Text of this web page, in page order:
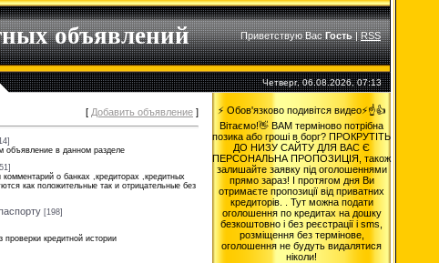
объявлений Приветствую Вас Гость|RSS
Четверг, 06.08.2026, 07:13
[ Добавить объявление ]
объявление в данном разделе
о банках ,кредиторах ,кредитных
как положительные так и отрицательные без
[198]
проверки кредитной истории
⚡ Обов'язково подивітся видео⚡☝️👍
Вітаємо!👋 ВАМ терміново потрібна
позика або гроші в борг? ПРОКРУТІТЬ
ДО НИЗУ САЙТУ ДЛЯ ВАС Є
ПЕРСОНАЛЬНА ПРОПОЗИЦІЯ, також
залишайте заявку під оголошеннями
прямо зараз! І протягом дня Ви
отримаєте пропозиції від приватних
кредиторів. . Тут можна подати
оголошення по кредитах на дошку
безкоштовно і без реєстрації і sms,
розміщення без термінове,
оголошення не будуть видалятися
ніколи!